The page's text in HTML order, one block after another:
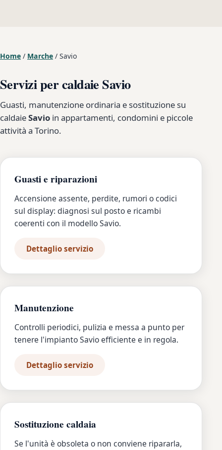
Home / Marche / Savio
Servizi per caldaie Savio
Guasti, manutenzione ordinaria e sostituzione su
caldaieSavio in appartamenti, condomini e piccole
attività a Torino.
Guasti e riparazioni
Accensione assente, perdite, rumori o codici
sul display: diagnosi sul posto e ricambi
coerenti con il modello Savio.
Dettaglio servizio
Manutenzione
Controlli periodici, pulizia e messa a punto per
tenere l'impianto Savio efficiente e in regola.
Dettaglio servizio
Sostituzione caldaia
Se l'unità è obsoleta o non conviene ripararla,